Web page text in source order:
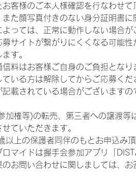
客様のご本人様確認を行なわせて
た顔写真付きのない身分証明書
っては、正常に動作しない場合が
サイトが繋がりにくくなる可能
す。
料はお客様ご自身のご負担となり
いる方は解除してからご応募くだ
載されている場合がございます
加権等)の転売、第三者への譲渡
ていただきます。
上の保護者同伴のもとお申込み
マイドは握手会参加アプリ「
お問い合わせに関しましては、お